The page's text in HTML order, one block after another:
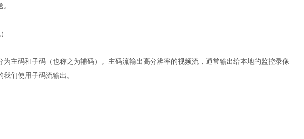
主码和子码（也称之为辅码）。主码流输出高分辨率的视频流，通常输出给本地的监控录像
们使用子码流输出。